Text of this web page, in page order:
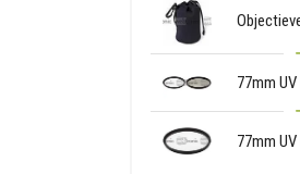
77mm
77mm